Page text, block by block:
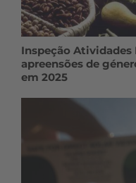
Inspeção Atividades
apreensões de
em 2025